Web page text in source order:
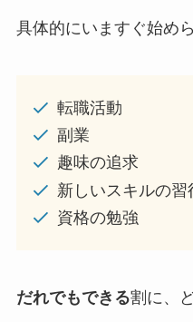
具体的にいますぐ始め
転職活動
副業
趣味の追求
新しいスキルの習
資格の勉強
だれでもできる割に、